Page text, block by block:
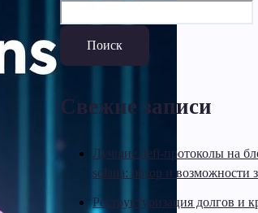
Поиск
Свежие записи
Лучшие defi-протоколы на
solana: обзор и возможности
Реструктуризация долгов и